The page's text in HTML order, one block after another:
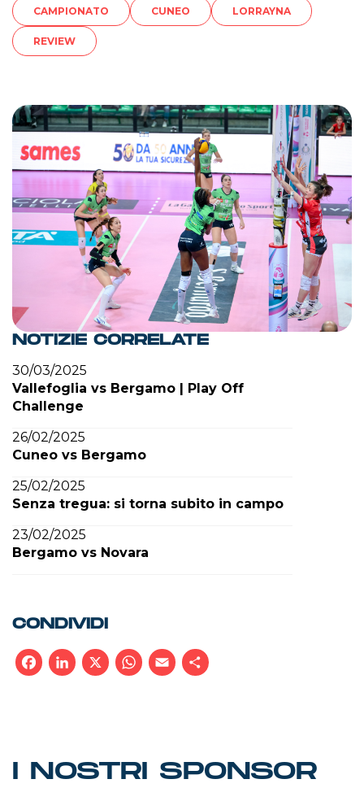
NOTIZIE CORRELATE
30/03/2025
Vallefoglia vs Bergamo | Play Off
Challenge
26/02/2025
Cuneo vs Bergamo
25/02/2025
Senza tregua: si torna subito in campo
23/02/2025
Bergamo vs Novara
CONDIVIDI
CAMPIONATO CUNEO LORRAYNA
REVIEW
I NOSTRI SPONSOR